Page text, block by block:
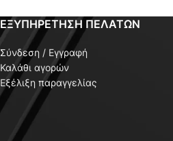
ΕΞΥΠΗΡΕΤΗΣΗ ΠΕΛΑΤΩΝ
Σύνδεση / Εγγραφή
Καλάθι αγορών
Εξέλιξη παραγγελίας